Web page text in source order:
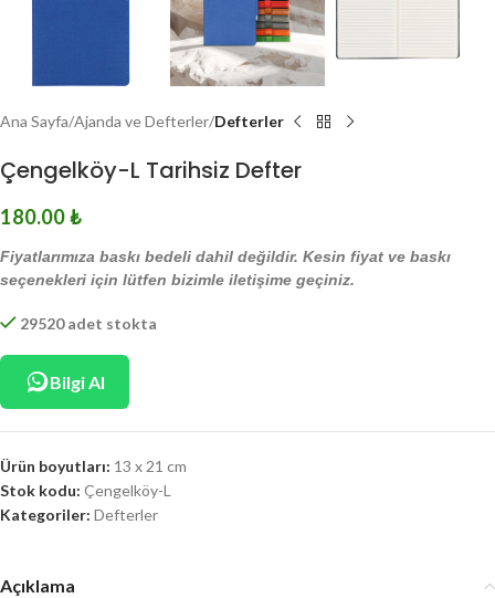
Ana Sayfa Ajanda ve Defterler Defterler
Çengelköy-L Tarihsiz Defter
180.00₺
Fiyatlarımıza baskı bedeli dahil değildir. Kesin fiyat ve baskı
seçenekleri için lütfen bizimle iletişime geçiniz.
29520 adet stokta
Bilgi Al
Ürün boyutları: 13 x 21 cm
Stok kodu: Çengelköy-L
Kategoriler: Defterler
Açıklama